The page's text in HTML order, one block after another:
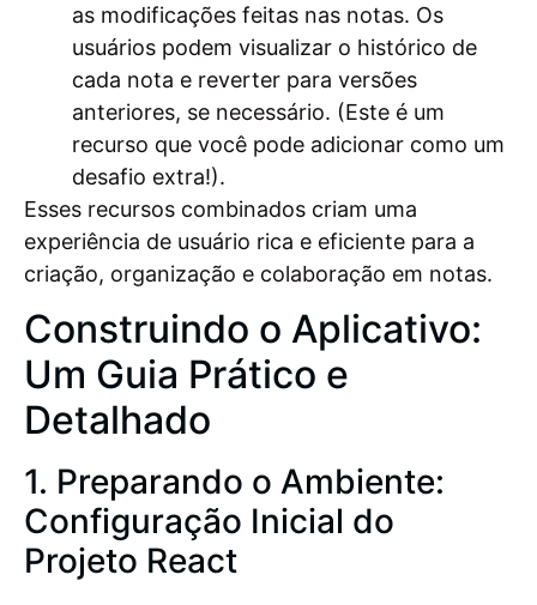
as modificações feitas nas notas. Os
usuários podem visualizar o histórico de
cada nota e reverter para versões
anteriores, se necessário. (Este é um
recurso que você pode adicionar como um
desafio extra!).
Esses recursos combinados criam uma
experiência de usuário rica e eficiente para a
criação, organização e colaboração em notas.
Construindo o Aplicativo:
Um Guia Prático e
Detalhado
1. Preparando o Ambiente:
Configuração Inicial do
Projeto React